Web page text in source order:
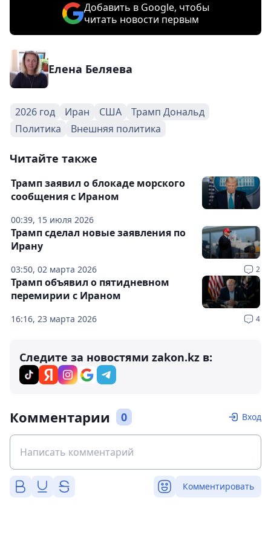
Добавить в Google, чтобы
читать новости первым
Елена Беляева
2026 год Иран США
Трамп Дональд
Политика
Внешняя политика
Читайте также
00:39, 15 июля 2026
Трамп заявил о блокаде морского
сообщения с Ираном
03:50, 02 марта 2026 2
Трамп сделал новые заявления по
Ирану
16:16, 23 марта 2026 4
Трамп объявил о пятидневном
перемирии с Ираном
Следите за новостями zakon.kz в:
Комментарии 0 Вход
Комментировать